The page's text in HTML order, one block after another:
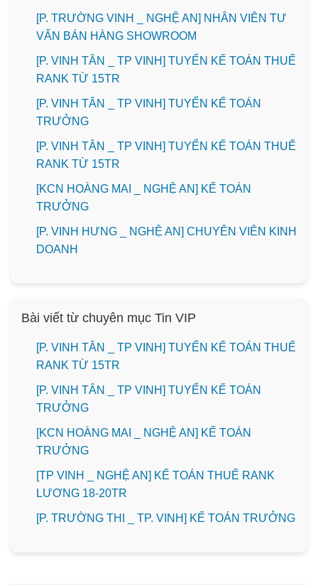
[P. TRƯỜNG VINH _ NGHỆ AN] NHÂN VIÊN TƯ
VẤN BÁN HÀNG SHOWROOM
[P. VINH TÂN _ TP VINH] TUYỂN KẾ TOÁN THUẾ
RANK TỪ 15TR
[P. VINH TÂN _ TP VINH] TUYỂN KẾ TOÁN
TRƯỞNG
[P. VINH TÂN _ TP VINH] TUYỂN KẾ TOÁN THUẾ
RANK TỪ 15TR
️[KCN HOÀNG MAI _ NGHỆ AN] KẾ TOÁN
TRƯỞNG
️[P. VINH HƯNG _ NGHỆ AN] CHUYÊN VIÊN KINH
DOANH
Bài viết từ chuyên mục Tin VIP
[P. VINH TÂN _ TP VINH] TUYỂN KẾ TOÁN THUẾ
RANK TỪ 15TR
[P. VINH TÂN _ TP VINH] TUYỂN KẾ TOÁN
TRƯỞNG
️[KCN HOÀNG MAI _ NGHỆ AN] KẾ TOÁN
TRƯỞNG
[TP VINH _ NGHỆ AN] KẾ TOÁN THUẾ RANK
LƯƠNG 18-20TR
️[P. TRƯỜNG THI _ TP. VINH] KẾ TOÁN TRƯỞNG